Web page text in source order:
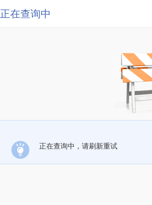
正在查询中
正在查询中，请刷新重试